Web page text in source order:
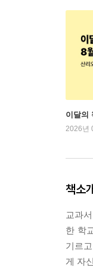
이달의
2026년
책소
교과
한 학
기르
게 자